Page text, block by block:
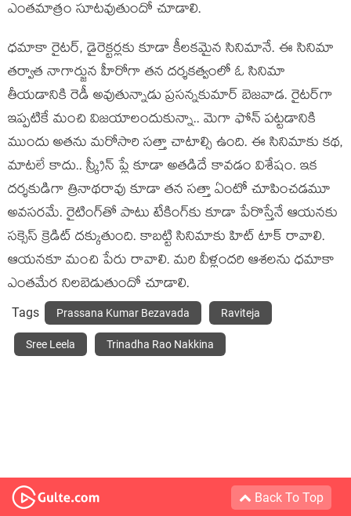
ఎంత‌మాత్రం సూట‌వుతుందో చూడాలి.
ధ‌మాకా రైట‌ర్, డైరెక్ట‌ర్ల‌కు కూడా కీల‌క‌మైన సినిమానే. ఈ సినిమా
త‌ర్వాత నాగార్జున హీరోగా త‌న ద‌ర్శ‌క‌త్వంలో ఓ సినిమా
తీయ‌డానికి రెడీ అవుతున్నాడు ప్ర‌స‌న్న‌కుమార్ బెజ‌వాడ. రైట‌ర్‌గా
ఇప్ప‌టికే మంచి విజ‌యాలందుకున్నా.. మెగా ఫోన్ ప‌ట్ట‌డానికి
ముందు అత‌ను మ‌రోసారి స‌త్తా చాటాల్సి ఉంది. ఈ సినిమాకు క‌థ‌,
మాట‌లే కాదు.. స్క్రీన్ ప్లే కూడా అత‌డిదే కావ‌డం విశేషం. ఇక
ద‌ర్శ‌కుడిగా త్రినాథ‌రావు కూడా త‌న స‌త్తా ఏంటో చూపించడ‌మూ
అవ‌స‌ర‌మే. రైటింగ్‌తో పాటు టేకింగ్‌కు కూడా పేరొస్తేనే ఆయ‌న‌కు
స‌క్సెస్ క్రెడిట్ ద‌క్కుతుంది. కాబ‌ట్టి సినిమాకు హిట్ టాక్ రావాలి.
ఆయ‌న‌కూ మంచి పేరు రావాలి. మ‌రి వీళ్లంద‌రి ఆశ‌ల‌ను ధ‌మాకా
ఎంత‌మేర నిల‌బెడుతుందో చూడాలి.
Tags Prassana Kumar Bezavada Raviteja
Sree Leela Trinadha Rao Nakkina
Back To Top